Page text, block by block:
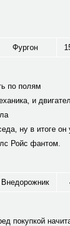
Фургон
по полям
и
ну в итоге он
Ройс фантом.
Внедорожник
покупкой